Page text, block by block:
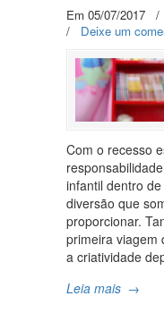
Em 05/07/2017 /
/ Deixe um
Com o recesso
infantil dentro
diversão que
proporcionar.
primeira viagem
a criatividade
Leia mais →